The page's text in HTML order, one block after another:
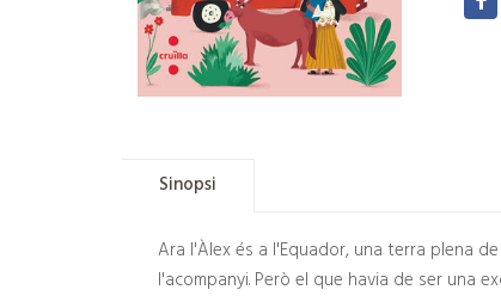
Sinopsi
Ara l'Àlex és a l'Equador, una terra plena
l'acompanyi. Però el que havia de ser una